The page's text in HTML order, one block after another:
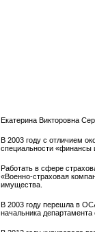
Екатерина Викторовна
В 2003 году с отличием
специальности «финансы
Работать в сфере
«Военно-страховая
имущества.
В 2003 году перешла в
начальника департамента